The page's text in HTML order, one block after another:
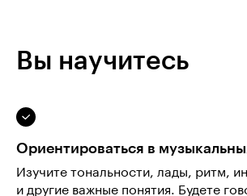
Вы научитесь
Ориентироваться в
Изучите тональности, лады, ритм,
и другие важные понятия. Будете